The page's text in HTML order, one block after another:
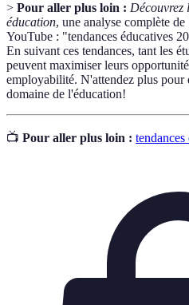
> Pour aller plus loin : Découvrez
éducation, une analyse complète
YouTube : "tendances éducatives
En suivant ces tendances, tant les
peuvent maximiser leurs
employabilité. N'attendez plus pour
domaine de l'éducation!
📺 Pour aller plus loin :